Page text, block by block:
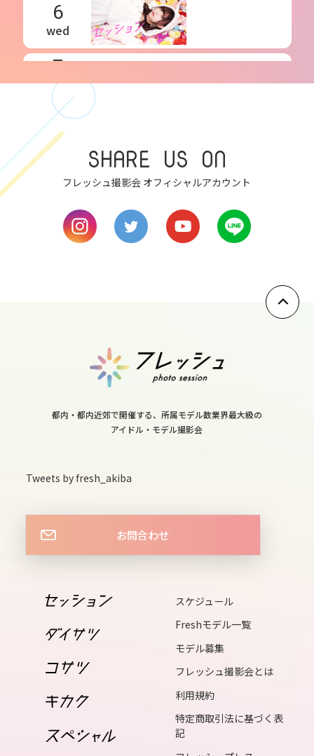
6
wed
7
thu
8
fri
sun
11
15
16
sat
17
sun
18
19
20
wed
21
thu
22
SHARE US ON
フレッシュ撮影会 オフィシャルアカウント
都内・都内近郊で開催する、所属モデル数業界最大級の
アイドル・モデル撮影会
Tweets by fresh_akiba
お問合わせ
スケジュール
Freshモデル一覧
モデル募集
フレッシュ撮影会とは
利用規約
特定商取引法に基づく表
記